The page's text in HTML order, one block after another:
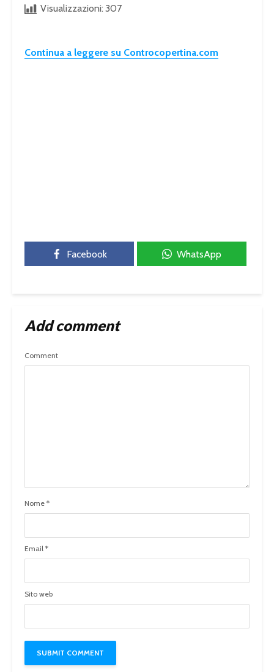
Visualizzazioni: 307
Continua a leggere su Controcopertina.com
Facebook WhatsApp
Add comment
Comment
Nome *
Email *
Sito web